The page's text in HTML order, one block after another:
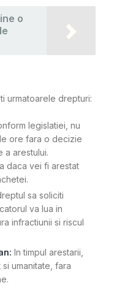
o
urmatoarele drepturi:
legislatiei, nu
ore fara o decizie
a arestului.
daca vei fi arestat
sa soliciti
va lua in
infractiunii si riscul
In timpul arestarii,
umanitate, fara